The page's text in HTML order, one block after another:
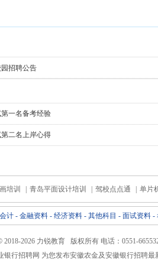
招聘公告
一名备考经验
二名上岸心得
培训 青岛平面设计培训 驾校点点通 单片
计- 金融资料- 经济资料- 其他科目 - 面试资料-
2018-2026 力锐教育 版权所有 电话：0551-
银行招聘网 为您发布安徽农金及安徽银行招聘最